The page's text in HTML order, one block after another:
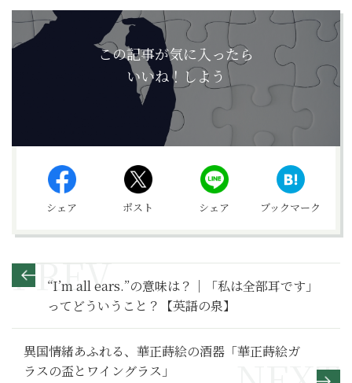
この記事が気に入ったら
いいね！しよう
シェア ポスト シェア ブックマーク
“I’m all ears.”の意味は？｜「私は全部耳です」
ってどういうこと？【英語の泉】
異国情緒あふれる、華正蒔絵の酒器「華正蒔絵ガ
ラスの盃とワイングラス」